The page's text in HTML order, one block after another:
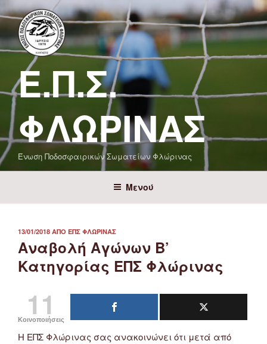
Μετάβαση
στο
περιεχόμενο
Ε.Π.Σ.
ΦΛΏΡΙΝΑΣ
Ένωση Ποδοσφαιρικών Σωματείων Φλώρινας
Μενού
ΔΗΜΟΣΙΕΎΤΗΚΕ
ΣΤΙΣ
13/01/2018 ΑΠΌ ΕΠΣ ΦΛΏΡΙΝΑΣ
Αναβολή Αγώνων Β’
Κατηγορίας ΕΠΣ Φλώρινας
11
Κοινοποιήσεις
Η ΕΠΣ Φλώρινας σας ανακοινώνει ότι μετά από